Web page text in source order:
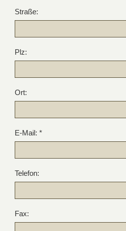
Straße:
Plz:
Ort:
E-Mail: *
Telefon:
Fax: